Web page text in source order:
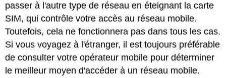
passer à l'autre type de réseau en éteignant la carte
SIM, qui contrôle votre accès au réseau mobile.
Toutefois, cela ne fonctionnera pas dans tous les cas.
Si vous voyagez à l'étranger, il est toujours préférable
de consulter votre opérateur mobile pour déterminer
le meilleur moyen d'accéder à un réseau mobile.